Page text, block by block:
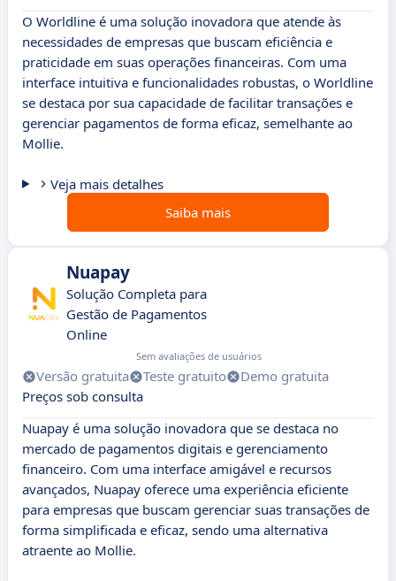
O Worldline é uma solução inovadora que atende às
necessidades de empresas que buscam eficiência e
praticidade em suas operações financeiras. Com uma
interface intuitiva e funcionalidades robustas, o Worldline
se destaca por sua capacidade de facilitar transações e
gerenciar pagamentos de forma eficaz, semelhante ao
Mollie.
Veja mais detalhes
Saiba mais
Nuapay
Solução Completa para
Gestão de Pagamentos
Online
Sem avaliações de usuários
Versão gratuita Teste gratuito
Demo gratuita
Preços sob consulta
Nuapay é uma solução inovadora que se destaca no
mercado de pagamentos digitais e gerenciamento
financeiro. Com uma interface amigável e recursos
avançados, Nuapay oferece uma experiência eficiente
para empresas que buscam gerenciar suas transações de
forma simplificada e eficaz, sendo uma alternativa
atraente ao Mollie.